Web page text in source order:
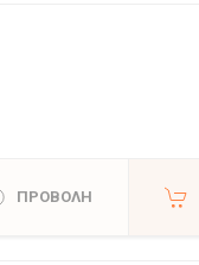
ΠΡΟΒΟΛΗ